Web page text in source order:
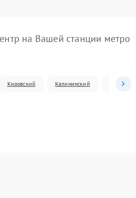
на Вашей станции метро
Кировский Калининский